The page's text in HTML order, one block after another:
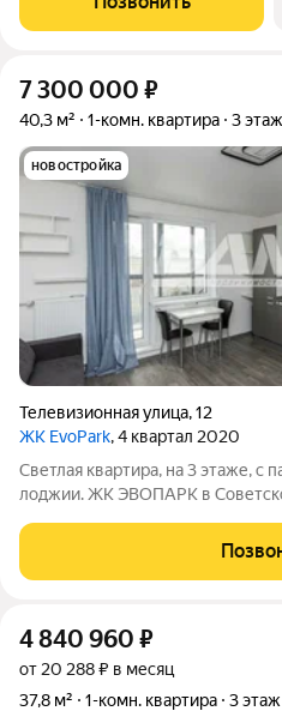
квартире один совмещенный
7 300 000 ₽
40,3 м² 1-комн. квартира 3
новостройка
Телевизионная улица,12
ЖК EvoPark, 4 квартал 2020
Светлая квартира, на 3 этаже, с
лоджии. ЖК ЭВОПАРК в
остановки общественного
без авто, до центра без
4 840 960 ₽
от 20 288 ₽ в месяц
37,8 м²
1-комн. квартира 3 этаж